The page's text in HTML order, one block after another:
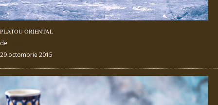
PLATOU ORIENTAL
de
29 octombrie 2015